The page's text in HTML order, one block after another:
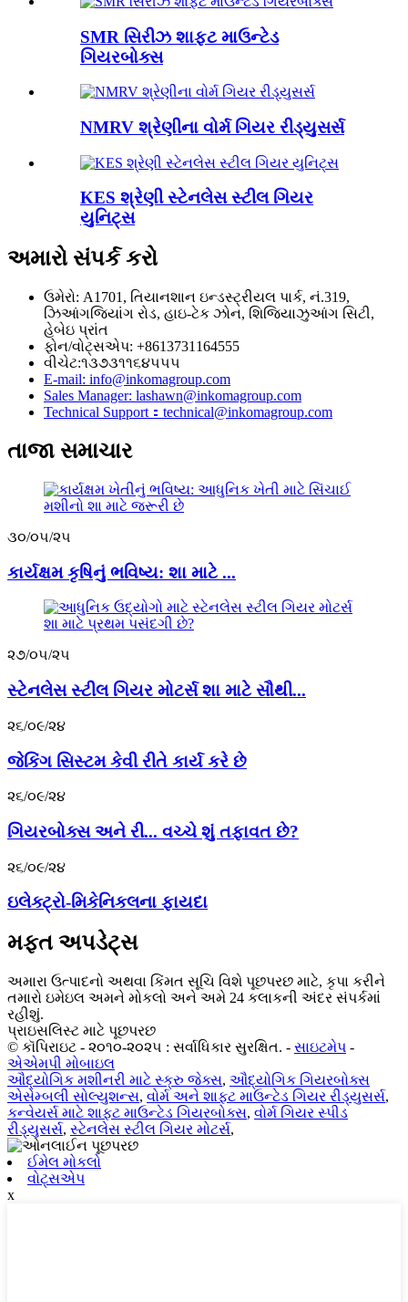
SMR સિરીઝ શાફ્ટ માઉન્ટેડ
ગિયરબોક્સ
NMRV શ્રેણીના વોર્મ ગિયર રીડ્યુસર્સ
KES શ્રેણી સ્ટેનલેસ સ્ટીલ ગિયર
યુનિટ્સ
અમારો સંપર્ક કરો
ઉમેરો: A1701, તિયાનશાન ઇન્ડસ્ટ્રીયલ પાર્ક, નં.319,
ઝિઆંગજિયાંગ રોડ, હાઇ-ટેક ઝોન, શિજિયાઝુઆંગ સિટી,
હેબેઇ પ્રાંત
ફોન/વોટ્સએપ: +8613731164555
વીચેટ:૧૩૭૩૧૧૬૪૫૫૫
E-mail: info@inkomagroup.com
Sales Manager: lashawn@inkomagroup.com
Technical Support：technical@inkomagroup.com
તાજા સમાચાર
૩૦/૦૫/૨૫
કાર્યક્ષમ કૃષિનું ભવિષ્ય: શા માટે ...
૨૭/૦૫/૨૫
સ્ટેનલેસ સ્ટીલ ગિયર મોટર્સ શા માટે સૌથી...
૨૬/૦૯/૨૪
જેકિંગ સિસ્ટમ કેવી રીતે કાર્ય કરે છે
૨૬/૦૯/૨૪
ગિયરબોક્સ અને રી... વચ્ચે શું તફાવત છે?
૨૬/૦૯/૨૪
ઇલેક્ટ્રો-મિકેનિકલના ફાયદા
મફત અપડેટ્સ
અમારા ઉત્પાદનો અથવા કિંમત સૂચિ વિશે પૂછપરછ માટે, કૃપા કરીને
તમારો ઇમેઇલ અમને મોકલો અને અમે 24 કલાકની અંદર સંપર્કમાં
રહીશું.
પ્રાઇસલિસ્ટ માટે પૂછપરછ
© કૉપિરાઇટ - ૨૦૧૦-૨૦૨૫ : સર્વાધિકાર સુરક્ષિત. - સાઇટમેપ -
એએમપી મોબાઇલ
ઔદ્યોગિક મશીનરી માટે સ્ક્રુ જેક્સ, ઔદ્યોગિક ગિયરબોક્સ
એસેમ્બલી સોલ્યુશન્સ, વોર્મ અને શાફ્ટ માઉન્ટેડ ગિયર રીડ્યુસર્સ,
કન્વેયર્સ માટે શાફ્ટ માઉન્ટેડ ગિયરબોક્સ, વોર્મ ગિયર સ્પીડ
રીડ્યુસર્સ, સ્ટેનલેસ સ્ટીલ ગિયર મોટર્સ,
ઈમેલ મોકલો
વોટ્સએપ
x